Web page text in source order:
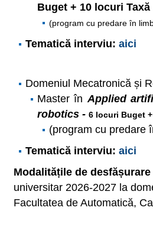
Buget + 10 locuri Taxă
(program cu predare în
Tematică interviu: aici
Domeniul Mecatronică și
Master în Applied
robotics - 6 locuri Buget
(program cu predare
Tematică interviu: aici
Modalitățile de
universitar 2026-2027 la
Facultatea de Automatică,